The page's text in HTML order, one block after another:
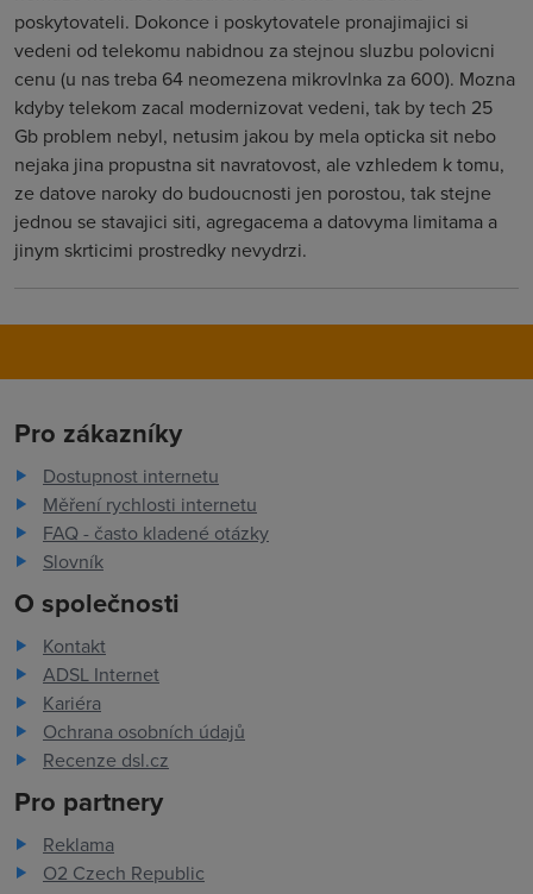
poskytovateli. Dokonce i poskytovatele pronajimajici si
vedeni od telekomu nabidnou za stejnou sluzbu polovicni
cenu (u nas treba 64 neomezena mikrovlnka za 600). Mozna
kdyby telekom zacal modernizovat vedeni, tak by tech 25
Gb problem nebyl, netusim jakou by mela opticka sit nebo
nejaka jina propustna sit navratovost, ale vzhledem k tomu,
ze datove naroky do budoucnosti jen porostou, tak stejne
jednou se stavajici siti, agregacema a datovyma limitama a
jinym skrticimi prostredky nevydrzi.
Pro zákazníky
Dostupnost internetu
Měření rychlosti internetu
FAQ - často kladené otázky
Slovník
O společnosti
Kontakt
ADSL Internet
Kariéra
Ochrana osobních údajů
Recenze dsl.cz
Pro partnery
Reklama
O2 Czech Republic